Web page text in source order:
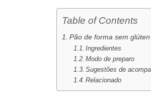
Table of Contents
Pão de forma sem
Ingredientes
Modo de preparo
Sugestões de
Relacionado